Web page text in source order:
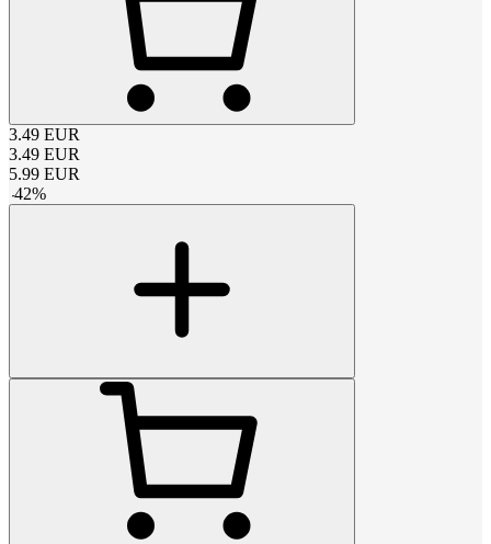
3.49 EUR
3.49 EUR
5.99 EUR
-42%